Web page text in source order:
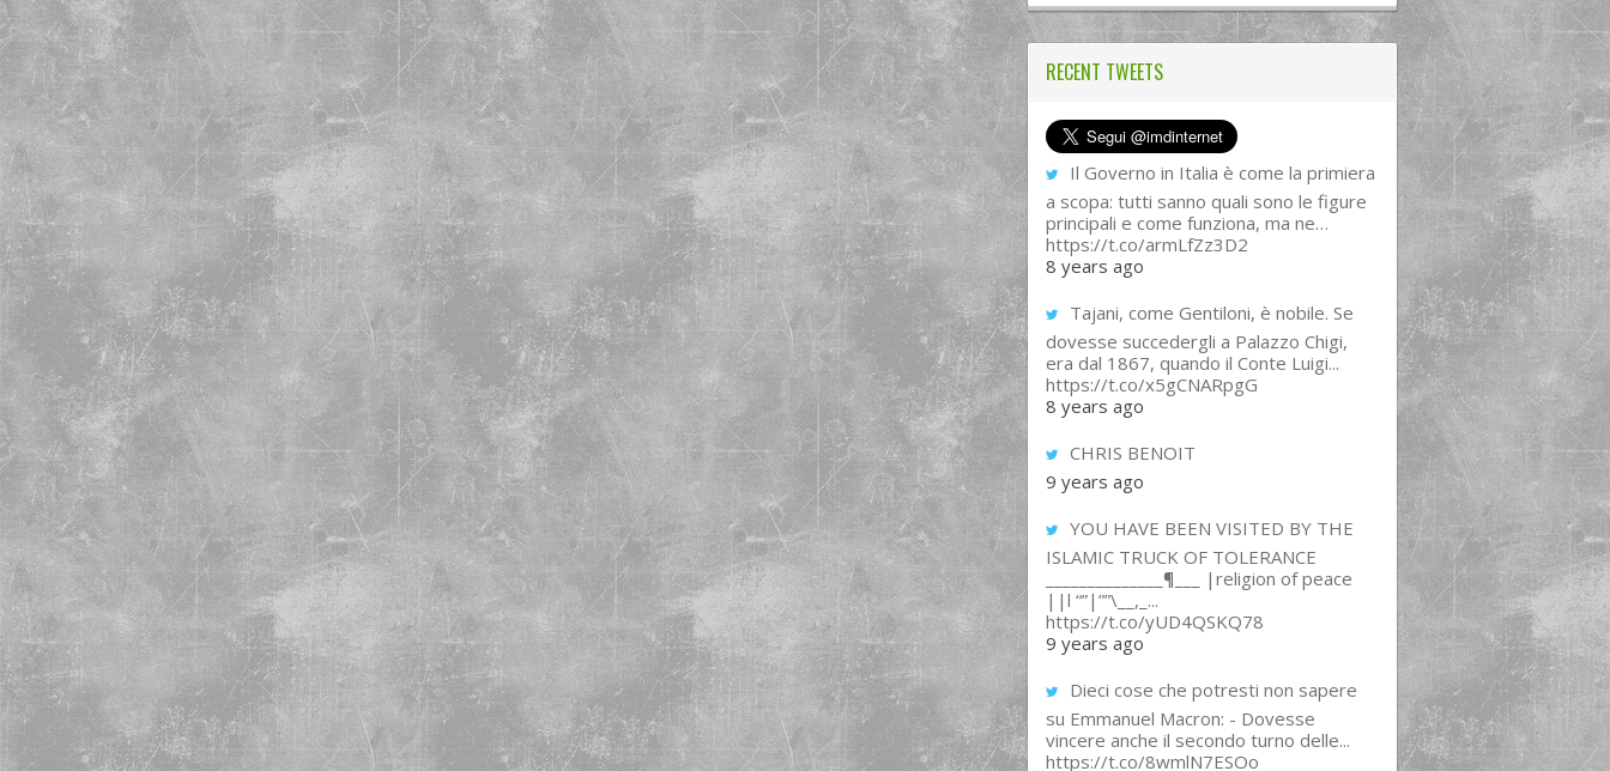
RECENT TWEETS
Il Governo in Italia è come la primiera
a scopa: tutti sanno quali sono le figure
principali e come funziona, ma ne…
https://t.co/armLfZz3D2
8 years ago
Tajani, come Gentiloni, è nobile. Se
dovesse succedergli a Palazzo Chigi,
era dal 1867, quando il Conte Luigi...
https://t.co/x5gCNARpgG
8 years ago
CHRIS BENOIT
9 years ago
YOU HAVE BEEN VISITED BY THE
ISLAMIC TRUCK OF TOLERANCE
______________¶___ |religion of peace
||l “”|””\__,_...
https://t.co/yUD4QSKQ78
9 years ago
Dieci cose che potresti non sapere
su Emmanuel Macron: - Dovesse
vincere anche il secondo turno delle...
https://t.co/8wmlN7ESOo